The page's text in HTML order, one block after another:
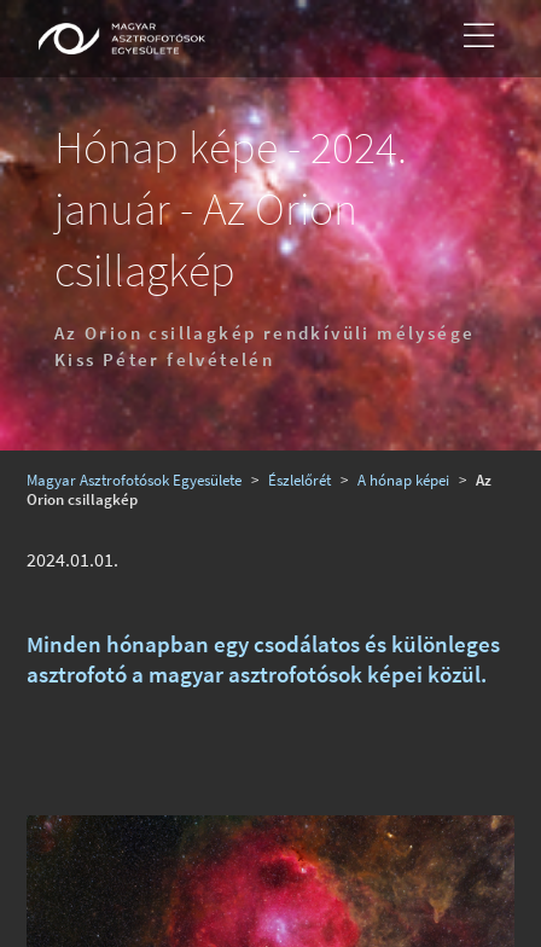
Hónap képe - 2024.
január - Az Orion
csillagkép
Az Orion csillagkép rendkívüli mélysége
Kiss Péter felvételén
Magyar Asztrofotósok Egyesülete > Észlelőrét > A hónap képei > Az
Orion csillagkép
2024.01.01.
Minden hónapban egy csodálatos és különleges
asztrofotó a magyar asztrofotósok képei közül.